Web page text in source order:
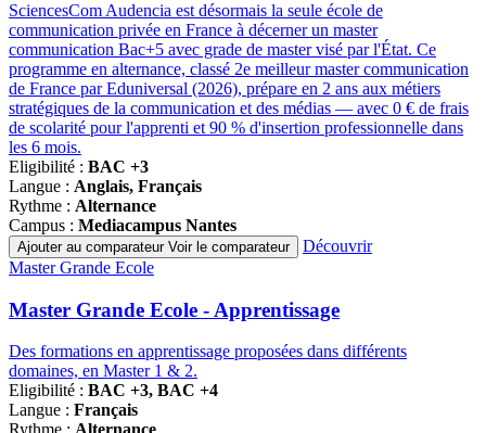
SciencesCom Audencia est désormais la seule école de
communication privée en France à décerner un master
communication Bac+5 avec grade de master visé par l'État. Ce
programme en alternance, classé 2e meilleur master communication
de France par Eduniversal (2026), prépare en 2 ans aux métiers
stratégiques de la communication et des médias — avec 0 € de frais
de scolarité pour l'apprenti et 90 % d'insertion professionnelle dans
les 6 mois.
Eligibilité : BAC +3
Langue : Anglais, Français
Rythme : Alternance
Campus : Mediacampus Nantes
Ajouter au comparateur Voir le comparateur
Découvrir
Famille
programmes
Master Grande Ecole
Master Grande Ecole - Apprentissage
Des formations en apprentissage proposées dans différents
domaines, en Master 1 & 2.
Eligibilité : BAC +3, BAC +4
Langue : Français